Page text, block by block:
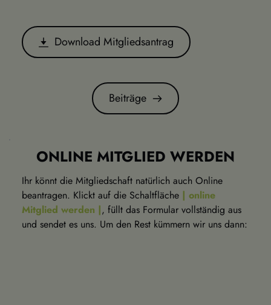
Download Mitgliedsantrag
Beiträge
ONLINE MITGLIED WERDEN
Ihr könnt die Mitgliedschaft natürlich auch Online
beantragen. Klickt auf die Schaltfläche | online
Mitglied werden |, füllt das Formular vollständig aus
und sendet es uns. Um den Rest kümmern wir uns dann: